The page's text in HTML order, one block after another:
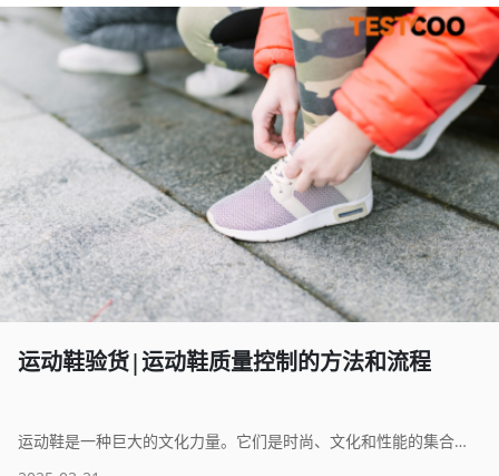
运动鞋验货|运动鞋质量控制的方法和流程
运动鞋是一种巨大的文化力量。它们是时尚、文化和性能的集合体。 然而，对于品牌、制造商和进口商而言，确保产品完美无缺的压力是巨大的。一个微小的失误——松散的缝线、劣质材料——都可能危及多年的努力并损害品牌声誉。这可能导致代价高昂的召回、客户不满，以及对品牌形象的长期伤害。 在本指南中，我们将详细介绍关于运动鞋质量控制的所有知识。从常见缺陷到关键检验步骤，我们将为您提供全面的信息，确保您的运动鞋品牌在性能和客户满意度方面均达到高标准。